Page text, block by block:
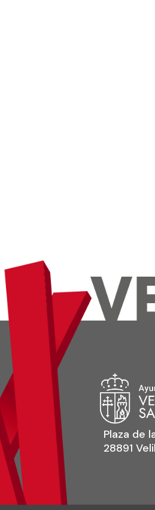
Plaza de
28891